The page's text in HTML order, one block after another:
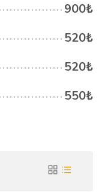
900₺
520₺
520₺
550₺